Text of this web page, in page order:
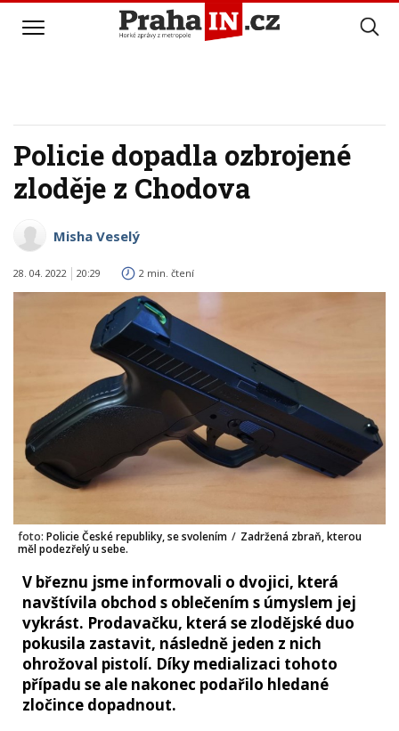
Policie dopadla ozbrojené
zloděje z Chodova
Misha Veselý
28. 04. 2022 20:29 2 min. čtení
foto: Policie České republiky, se svolením / Zadržená zbraň, kterou
měl podezřelý u sebe.
V březnu jsme informovali o dvojici, která
navštívila obchod s oblečením s úmyslem jej
vykrást. Prodavačku, která se zlodějské duo
pokusila zastavit, následně jeden z nich
ohrožoval pistolí. Díky medializaci tohoto
případu se ale nakonec podařilo hledané
zločince dopadnout.